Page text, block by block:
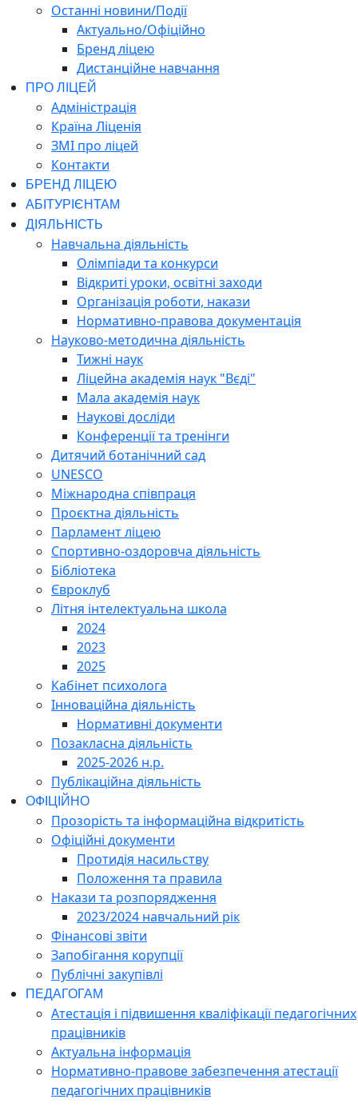
Останні новини/Події
Актуально/Офіційно
Бренд ліцею
Дистанційне навчання
ПРО ЛІЦЕЙ
Адміністрація
Країна Ліценія
ЗМІ про ліцей
Контакти
БРЕНД ЛІЦЕЮ
АБІТУРІЄНТАМ
ДІЯЛЬНІСТЬ
Навчальна діяльність
Олімпіади та конкурси
Відкриті уроки, освітні заходи
Організація роботи, накази
Нормативно-правова документація
Науково-методична діяльність
Тижні наук
Ліцейна академія наук "Вєді"
Мала академія наук
Наукові досліди
Конференції та тренінги
Дитячий ботанічний сад
UNESCO
Міжнародна співпраця
Проєктна діяльність
Парламент ліцею
Спортивно-оздоровча діяльність
Бібліотека
Євроклуб
Літня інтелектуальна школа
2024
2023
2025
Кабінет психолога
Інноваційна діяльність
Нормативні документи
Позакласна діяльність
2025-2026 н.р.
Публікаційна діяльність
ОФІЦІЙНО
Прозорість та інформаційна відкритість
Офіційні документи
Протидія насильству
Положення та правила
Накази та розпорядження
2023/2024 навчальний рік
Фінансові звіти
Запобігання корупції
Публічні закупівлі
ПЕДАГОГАМ
Атестація і підвишення кваліфікації педагогічних
працівників
Актуальна інформація
Нормативно-правове забезпечення атестації
педагогічних працівників